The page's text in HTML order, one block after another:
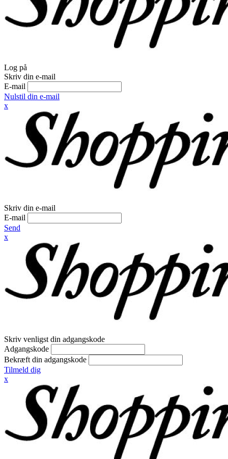
Log på
Skriv din e-mail
E-mail
Nulstil din e-mail
x
Skriv din e-mail
E-mail
Send
x
Skriv venligst din adgangskode
Adgangskode
Bekræft din adgangskode
Tilmeld dig
x